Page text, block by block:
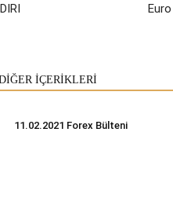
İÇERİKLERİ
11.02.2021 Forex Bülteni